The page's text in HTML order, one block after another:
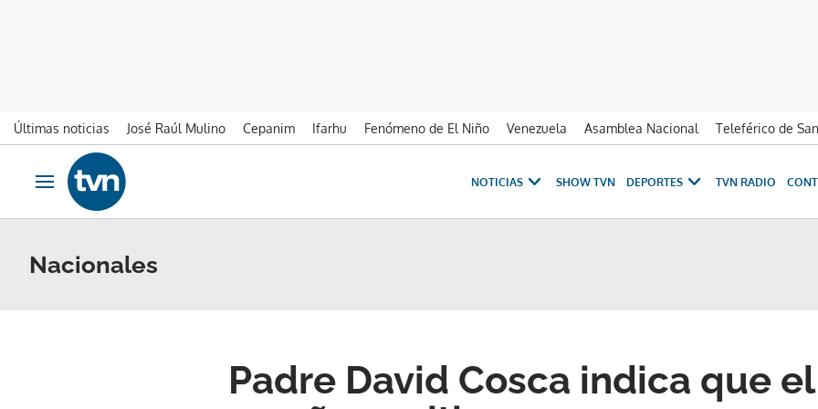
Últimas noticias José Raúl Mulino Cepanim Ifarhu Fenómeno de El Niño Venezuela Asamblea Nacional Teleférico de
Ir al contenido
Obrir navegació
NOTICIAS SHOW TVN DEPORTES TVN RADIO
Nacionales
Padre David Cosca indica que